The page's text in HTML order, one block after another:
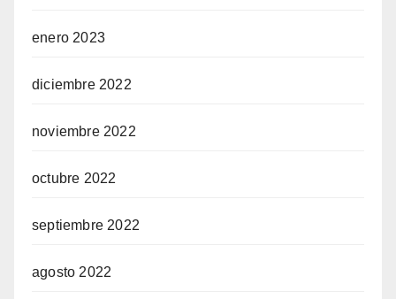
enero 2023
diciembre 2022
noviembre 2022
octubre 2022
septiembre 2022
agosto 2022